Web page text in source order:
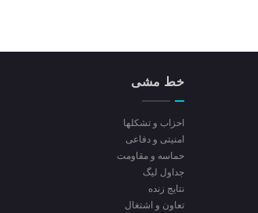
خط مشی
احزاب و تشکلها
امنیتی و دفاعی
حماسه و مقاومت
جداول لیگ
نتایج زنده
تعاون و اشتغال